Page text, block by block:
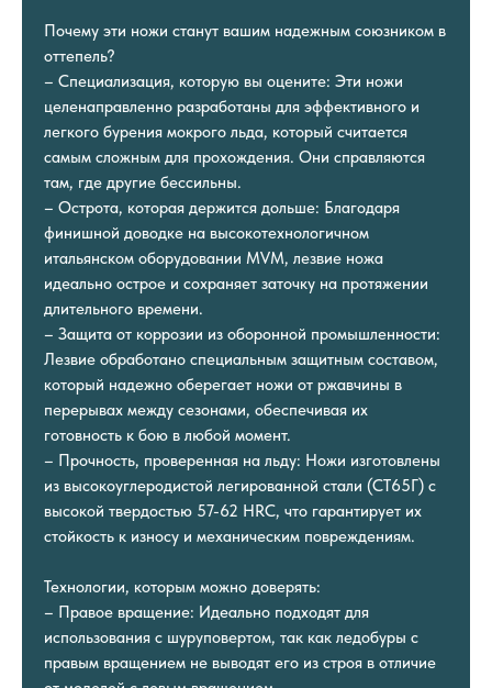
Почему эти ножи станут вашим надежным союзником в
оттепель?
– Специализация, которую вы оцените: Эти ножи
целенаправленно разработаны для эффективного и
легкого бурения мокрого льда, который считается
самым сложным для прохождения. Они справляются
там, где другие бессильны.
– Острота, которая держится дольше: Благодаря
финишной доводке на высокотехнологичном
итальянском оборудовании MVM, лезвие ножа
идеально острое и сохраняет заточку на протяжении
длительного времени.
– Защита от коррозии из оборонной промышленности:
Лезвие обработано специальным защитным составом,
который надежно оберегает ножи от ржавчины в
перерывах между сезонами, обеспечивая их
готовность к бою в любой момент.
– Прочность, проверенная на льду: Ножи изготовлены
из высокоуглеродистой легированной стали (СТ65Г) с
высокой твердостью 57-62 HRC, что гарантирует их
стойкость к износу и механическим повреждениям.
Технологии, которым можно доверять:
– Правое вращение: Идеально подходят для
использования с шуруповертом, так как ледобуры с
правым вращением не выводят его из строя в отличие